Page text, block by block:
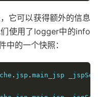
它可以获得额外的信息
使用了logger中的info
的一个快照：
. jsp . main_jsp